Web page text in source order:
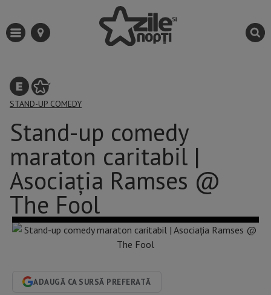
STAND-UP COMEDY
Stand-up comedy
maraton caritabil |
Asociația Ramses @
The Fool
ADAUGĂ CA SURSĂ PREFERATĂ